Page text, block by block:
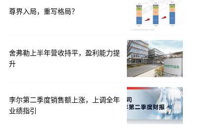
尊界入局，重写格局？
舍弗勒上半年营收持平，盈利能力提
升
李尔第二季度销售额上涨，上调全年
业绩指引